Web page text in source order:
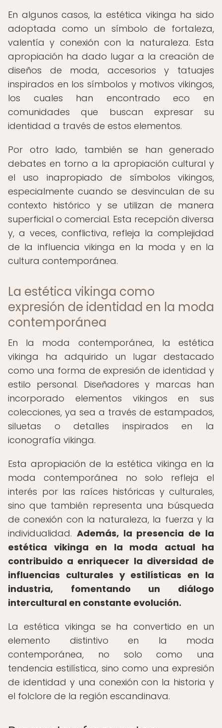
En algunos casos, la estética vikinga ha sido
adoptada como un símbolo de fortaleza,
valentía y conexión con la naturaleza. Esta
apropiación ha dado lugar a la creación de
diseños de moda, accesorios y tatuajes
inspirados en los símbolos y motivos vikingos,
los cuales han encontrado eco en
comunidades que buscan expresar su
identidad a través de estos elementos.
Por otro lado, también se han generado
debates en torno a la apropiación cultural y
el uso inapropiado de símbolos vikingos,
especialmente cuando se desvinculan de su
contexto histórico y se utilizan de manera
superficial o comercial. Esta recepción diversa
y, a veces, conflictiva, refleja la complejidad
de la influencia vikinga en la moda y en la
cultura contemporánea.
La estética vikinga como
expresión de identidad en la moda
contemporánea
En la moda contemporánea, la estética
vikinga ha adquirido un lugar destacado
como una forma de expresión de identidad y
estilo personal. Diseñadores y marcas han
incorporado elementos vikingos en sus
colecciones, ya sea a través de estampados,
siluetas o detalles inspirados en la
iconografía vikinga.
Esta apropiación de la estética vikinga en la
moda contemporánea no solo refleja el
interés por las raíces históricas y culturales,
sino que también representa una búsqueda
de conexión con la naturaleza, la fuerza y la
individualidad. Además, la presencia de la
estética vikinga en la moda actual ha
contribuido a enriquecer la diversidad de
influencias culturales y estilísticas en la
industria, fomentando un diálogo
intercultural en constante evolución.
La estética vikinga se ha convertido en un
elemento distintivo en la moda
contemporánea, no solo como una
tendencia estilística, sino como una expresión
de identidad y una conexión con la historia y
el folclore de la región escandinava.